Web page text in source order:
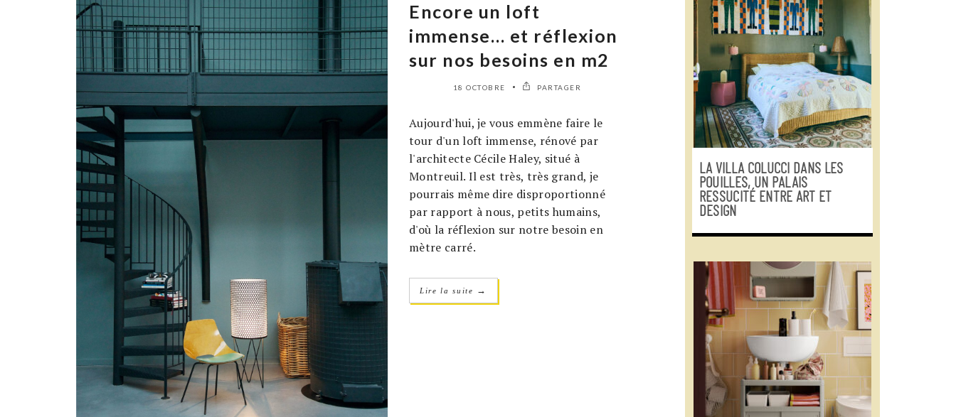
Encore un loft
immense… et réflexion
sur nos besoins en m2
18 OCTOBRE PARTAGER
Aujourd'hui, je vous emmène faire le
tour d'un loft immense, rénové par
l'architecte Cécile Haley, situé à
Montreuil. Il est très, très grand, je
pourrais même dire disproportionné
par rapport à nous, petits humains,
d'où la réflexion sur notre besoin en
mètre carré.
Lire la suite →
LA VILLA COLUCCI DANS LES
POUILLES, UN PALAIS
RESSUCITÉ ENTRE ART ET
DESIGN